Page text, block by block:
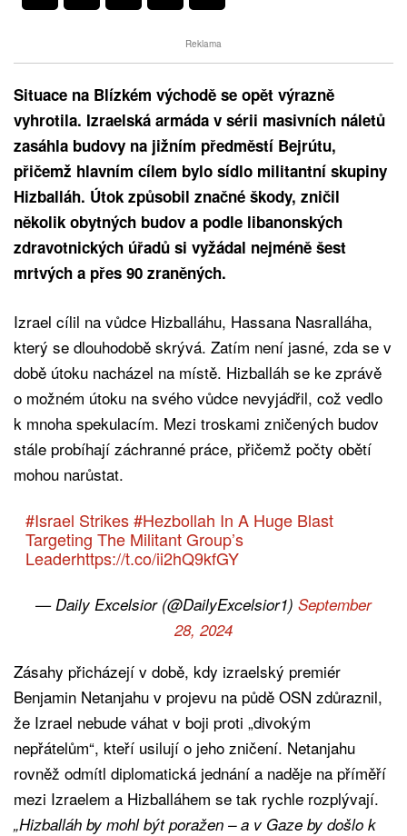
Reklama
Situace na Blízkém východě se opět výrazně
vyhrotila. Izraelská armáda v sérii masivních náletů
zasáhla budovy na jižním předměstí Bejrútu,
přičemž hlavním cílem bylo sídlo militantní skupiny
Hizballáh. Útok způsobil značné škody, zničil
několik obytných budov a podle libanonských
zdravotnických úřadů si vyžádal nejméně šest
mrtvých a přes 90 zraněných.
Izrael cílil na vůdce Hizballáhu, Hassana Nasralláha,
který se dlouhodobě skrývá. Zatím není jasné, zda se v
době útoku nacházel na místě. Hizballáh se ke zprávě
o možném útoku na svého vůdce nevyjádřil, což vedlo
k mnoha spekulacím. Mezi troskami zničených budov
stále probíhají záchranné práce, přičemž počty obětí
mohou narůstat.
#Israel Strikes#Hezbollah In A Huge Blast
Targeting The Militant Group’s
Leaderhttps://t.co/ii2hQ9kfGY
— Daily Excelsior (@DailyExcelsior1) September
28, 2024
Zásahy přicházejí v době, kdy izraelský premiér
Benjamin Netanjahu v projevu na půdě OSN zdůraznil,
že Izrael nebude váhat v boji proti „divokým
nepřátelům“, kteří usilují o jeho zničení. Netanjahu
rovněž odmítl diplomatická jednání a naděje na příměří
mezi Izraelem a Hizballáhem se tak rychle rozplývají.
„Hizballáh by mohl být poražen – a v Gaze by došlo k